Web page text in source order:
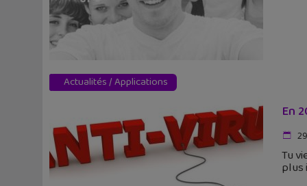
Actualités/Applications
En
Tu
plus